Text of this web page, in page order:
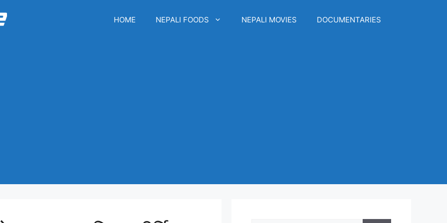
HOME NEPALI FOODS NEPALI MOVIES DOCUMENTARIES